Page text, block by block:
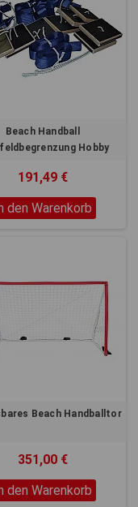
Beach Handball
Hobby
191,49 €
den Warenkorb
Beach Handballtor
351,00 €
den Warenkorb